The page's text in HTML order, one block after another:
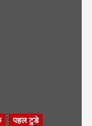
पहल टुडे